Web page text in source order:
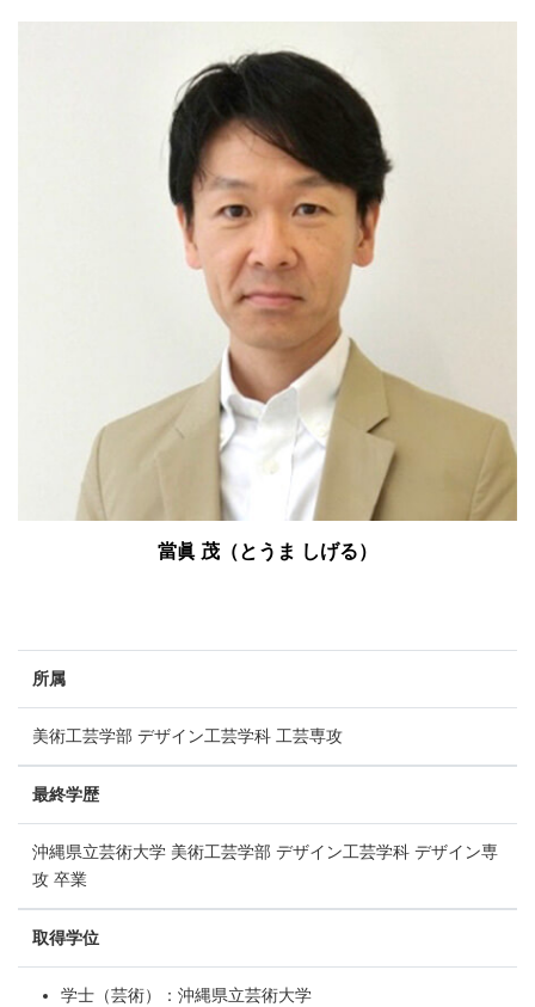
當眞 茂（とうま しげる）
所属
美術工芸学部 デザイン工芸学科 工芸専攻
最終学歴
沖縄県立芸術大学 美術工芸学部 デザイン工芸学科 デザイン専
攻 卒業
取得学位
学士（芸術）：沖縄県立芸術大学